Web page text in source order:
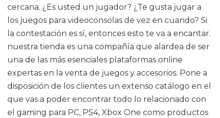
cercana. ¿Es usted un jugador? ¿Te gusta jugar a
los juegos para videoconsolas de vez en cuando? Si
la contestación es sí, entonces esto te va a encantar.
nuestra tienda es una compañía que alardea de ser
una de las más esenciales plataformas online
expertas en la venta de juegos y accesorios. Pone a
disposición de los clientes un extenso catálogo en el
que vas a poder encontrar todo lo relacionado con
el gaming para PC, PS4, Xbox One como productos